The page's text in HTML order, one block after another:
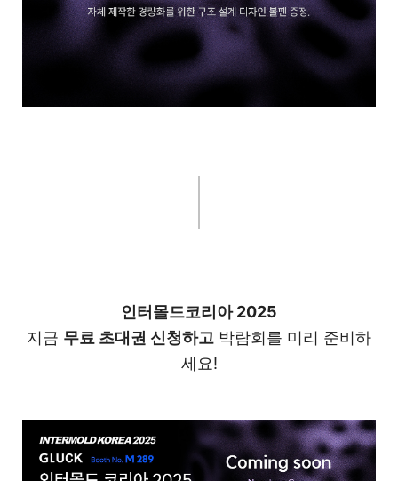
인터몰드코리아 2025
지금 무료 초대권 신청하고 박람회를 미리 준비하
세요!